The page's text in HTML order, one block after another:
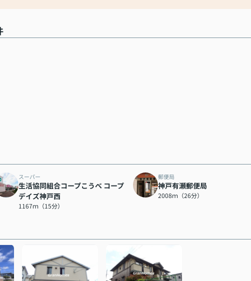
スーパー
生活協同組合コープこうべ コープ
デイズ神戸西
1167ｍ（15分）
郵便局
神戸有瀬郵便局
2008ｍ（26分）